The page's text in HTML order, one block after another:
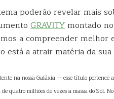
poderão revelar mais
GRAVITYmontado no
a compreender
está a atrair matéria da
na nossa Galáxia — esse título pertence
quatro milhões de vezes a massa do Sol.